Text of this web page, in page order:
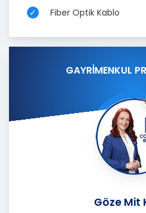
Fiber Optik Kablo
GAYRİMENKUL
Göze Mit